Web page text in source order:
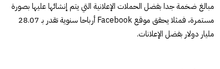
مبالغ ضخمة جدا بفضل الحملات الإعلانية التي يتم إنشائها عليها بصورة
مستمرة، فمثلا يحقق موقع Facebook أرباحا سنوية تقدر بـ 28.07
مليار دولار بفضل الإعلانات.